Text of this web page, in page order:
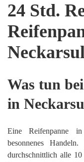
24 Std.
Was tun
in
Eine Reifenpanne
besonnenes
durchschnittlich alle